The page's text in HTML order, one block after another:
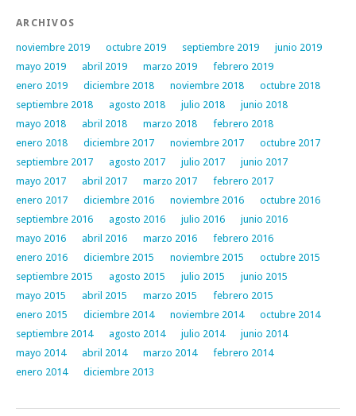
ARCHIVOS
noviembre 2019 octubre 2019 septiembre 2019
junio 2019
mayo 2019
abril 2019 marzo 2019
febrero 2019
enero 2019
diciembre 2018 noviembre 2018
octubre 2018
septiembre 2018
agosto 2018 julio 2018
junio 2018
mayo 2018
abril 2018 marzo 2018
febrero 2018
enero 2018
diciembre 2017 noviembre 2017
octubre 2017
septiembre 2017
agosto 2017 julio 2017
junio 2017
mayo 2017
abril 2017 marzo 2017
febrero 2017
enero 2017
diciembre 2016 noviembre 2016
octubre 2016
septiembre 2016
agosto 2016 julio 2016
junio 2016
mayo 2016
abril 2016 marzo 2016
febrero 2016
enero 2016
diciembre 2015 noviembre 2015
octubre 2015
septiembre 2015
agosto 2015 julio 2015
junio 2015
mayo 2015
abril 2015 marzo 2015
febrero 2015
enero 2015
diciembre 2014 noviembre 2014
octubre 2014
septiembre 2014
agosto 2014 julio 2014
junio 2014
mayo 2014
abril 2014 marzo 2014
febrero 2014
enero 2014
diciembre 2013